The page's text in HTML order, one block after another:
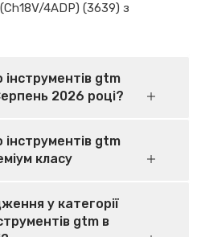
4АDP) (3639) з
інструментів gtm
2026 році?
інструментів gtm
класу
у категорії
gtm в